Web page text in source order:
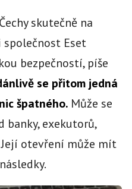
skutečně na
Eset
bezpečností, píše
se přitom jedná
špatného. Může se
banky, exekutorů,
Její otevření může mít